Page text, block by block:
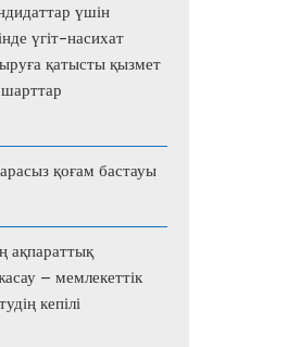
үшін
үгіт-насихат
қатысты қызмет
қоғам бастауы
ақпараттық
– мемлекеттік
кепілі